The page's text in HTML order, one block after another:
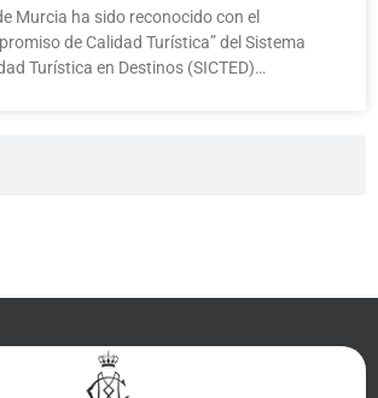
Murcia ha sido reconocido con el
de Calidad Turística” del Sistema
Turística en Destinos (SICTED)…